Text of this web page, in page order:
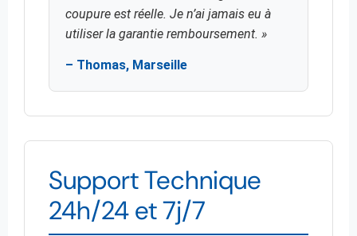
coupure est réelle. Je n’ai jamais eu à
utiliser la garantie remboursement. »
– Thomas, Marseille
Support Technique
24h/24 et 7j/7